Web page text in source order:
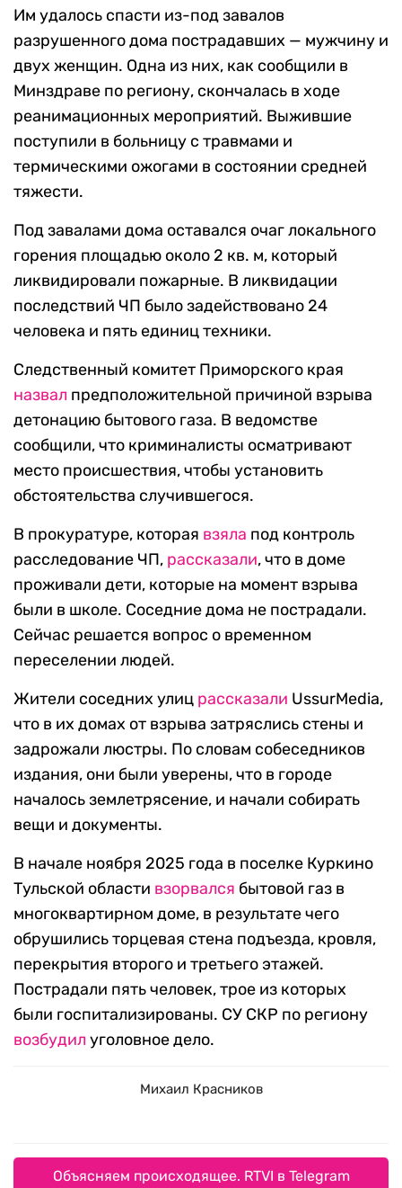
Им удалось спасти из-под завалов
разрушенного дома пострадавших — мужчину и
двух женщин. Одна из них, как сообщили в
Минздраве по региону, скончалась в ходе
реанимационных мероприятий. Выжившие
поступили в больницу с травмами и
термическими ожогами в состоянии средней
тяжести.
Под завалами дома оставался очаг локального
горения площадью около 2 кв. м, который
ликвидировали пожарные. В ликвидации
последствий ЧП было задействовано 24
человека и пять единиц техники.
Следственный комитет Приморского края
назвал предположительной причиной взрыва
детонацию бытового газа. В ведомстве
сообщили, что криминалисты осматривают
место происшествия, чтобы установить
обстоятельства случившегося.
В прокуратуре, которая взяла под контроль
расследование ЧП, рассказали, что в доме
проживали дети, которые на момент взрыва
были в школе. Соседние дома не пострадали.
Сейчас решается вопрос о временном
переселении людей.
Жители соседних улиц рассказали UssurMedia,
что в их домах от взрыва затряслись стены и
задрожали люстры. По словам собеседников
издания, они были уверены, что в городе
началось землетрясение, и начали собирать
вещи и документы.
В начале ноября 2025 года в поселке Куркино
Тульской области взорвался бытовой газ в
многоквартирном доме, в результате чего
обрушились торцевая стена подъезда, кровля,
перекрытия второго и третьего этажей.
Пострадали пять человек, трое из которых
были госпитализированы. СУ СКР по региону
возбудил уголовное дело.
Михаил Красников
Объясняем происходящее. RTVI в Telegram